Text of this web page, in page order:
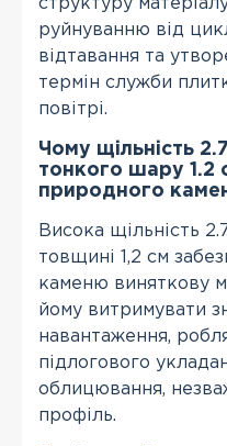
структуру
руйнуванню від
відтавання та
термін служби
повітрі.
Чому щільність
тонкого шару 1.2
природного
Висока щільність
товщині 1,2 см
каменю виняткову
йому витримувати
навантаження,
підлогового
облицювання,
профіль.